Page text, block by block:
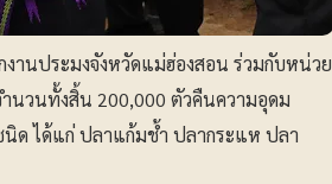
านประมงจังหวัดแม่ฮ่องสอน ร่วมกับหน่วย
นวนทั้งสิ้น 200,000 ตัวคืนความอุดม
ด ได้แก่ ปลาแก้มช้ำ ปลากระแห ปลา